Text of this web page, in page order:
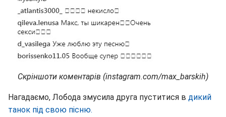
Скріншоти коментарів (instagram.com/max_barskih)
Нагадаємо, Лобода змусила друга пуститися в дикий
танок під свою пісню.